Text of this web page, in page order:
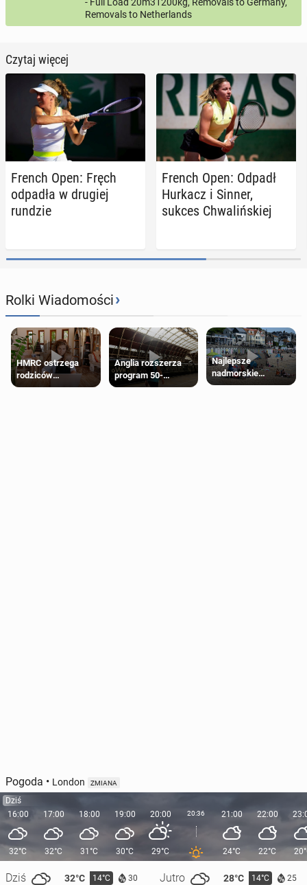
- Full Load 20m31200kg, Removals to Germany,
Removals to Netherlands
Czytaj więcej
French Open: Fręch
odpadła w drugiej
rundzie
French Open: Odpadł
Hurkacz i Sinner,
sukces Chwa­liń­skiej
Rolki Wiadomości›
HMRC ostrzega
rodziców
pobierających Child
Anglia rozszerza
program 50-
procentowych
Najlepsze
nadmorskie
miasteczko blisko
Pogoda • London ZMIANA
Dziś
16:00
32°C
Dziś 32°C 14°C 30 Jutro 28°C 14°C 25
17:00
32°C
18:00
31°C
19:00
30°C
20:00
29°C
20:36 21:00
24°C
22:00
22°C